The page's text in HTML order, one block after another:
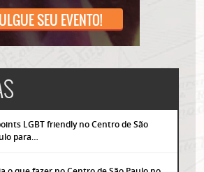
SEU EVENTO!
LGBT friendly no Centro de São
para…